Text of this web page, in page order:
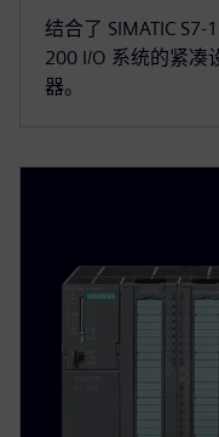
结合了 SIMATIC S7-
200 I/O 系统的紧凑
器。